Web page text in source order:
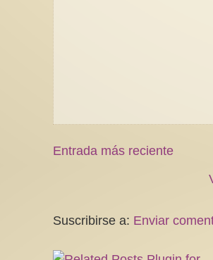
Entrada más reciente
Suscribirse a: Enviar